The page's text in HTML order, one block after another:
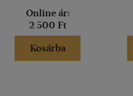
Online ár:
2 500 Ft
Kosárba